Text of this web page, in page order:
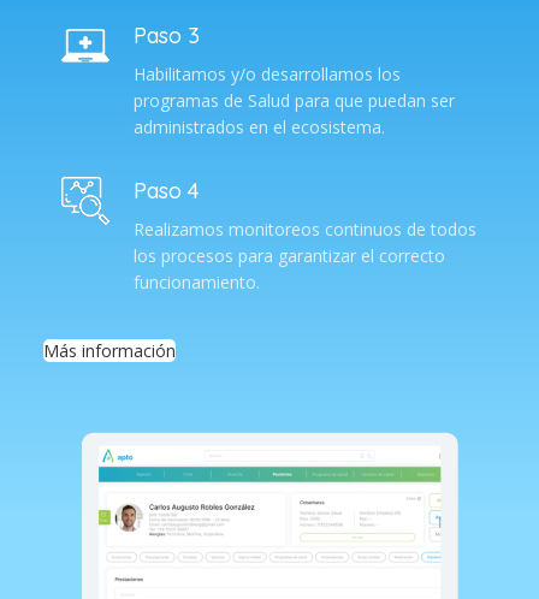
Paso 3
Habilitamos y/o desarrollamos los
programas de Salud para que puedan ser
administrados en el ecosistema.
Paso 4
Realizamos monitoreos continuos de todos
los procesos para garantizar el correcto
funcionamiento.
Más información